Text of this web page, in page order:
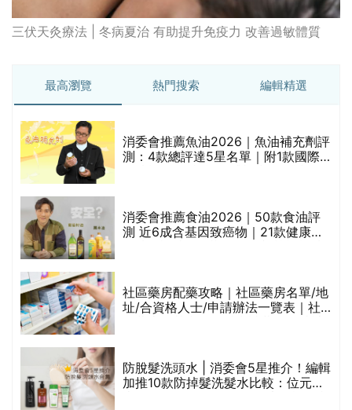
消委會推薦食油2026｜50款食油評
測 近6成含基因致癌物｜21款健康煮
食油總評達5星滿分名單(初榨橄欖油/
社區藥房配藥攻略｜社區藥房名單/地
防脫髮洗頭水 | 消委會5星推介！編輯
新冠病毒2026 | 新冠變種「蟬」
素食自助餐/素食餐廳推介2026 | 14